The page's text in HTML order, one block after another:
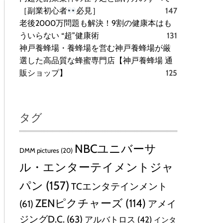
［副業初心者
必見］
147
老後2000万問題も解決！9割の健康本はも
ういらない “超”健康術
131
神戸養蜂場・養蜂場を営む神戸養蜂場が厳
選した高品質な蜂蜜専門店【神戸養蜂場 通
販ショップ】
125
タグ
DMM pictures (20) NBCユニバーサ
ル・エンターテイメントジャ
パン (157) TCエンタテインメント
(61) ZENピクチャーズ (114) アメイ
ジングD.C. (63) アルバトロス (42) インタ